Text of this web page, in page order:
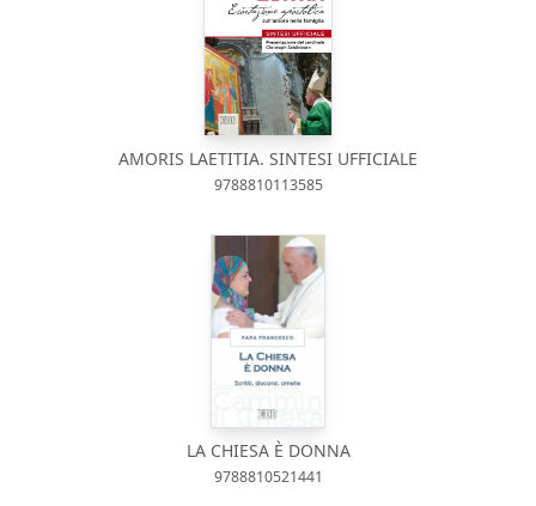
AMORIS LAETITIA. SINTESI UFFICIALE
9788810113585
LA CHIESA È DONNA
9788810521441